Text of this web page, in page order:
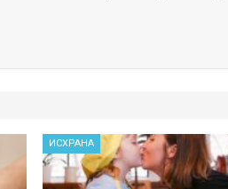
ИСХРАНА